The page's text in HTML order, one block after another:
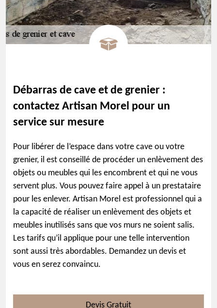
Débarras de cave et de grenier :
contactez Artisan Morel pour un
service sur mesure
Pour libérer de l’espace dans votre cave ou votre
grenier, il est conseillé de procéder un enlèvement des
objets ou meubles qui les encombrent et qui ne vous
servent plus. Vous pouvez faire appel à un prestataire
pour les enlever. Artisan Morel est professionnel qui a
la capacité de réaliser un enlèvement des objets et
meubles inutilisés sans que vos murs ne soient salis.
Les tarifs qu’il applique pour une telle intervention
sont aussi très abordables. Demandez un devis et
vous en serez convaincu.
Devis Gratuit